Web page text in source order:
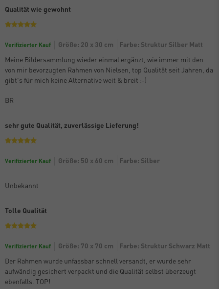
Qualität wie gewohnt
Verifizierter Kauf Größe: 20 x 30 cm
Farbe: Struktur Silber Matt
Meine Bildersammlung wieder einmal ergänzt, wie immer mit den
von mir bevorzugten Rahmen von Nielsen, top Qualität seit Jahren, da
gibt's für mich keine Alternative weit & breit :-)
BR
sehr gute Qualität, zuverlässige Lieferung!
Verifizierter Kauf Größe: 50 x 60 cm Farbe: Silber
Unbekannt
Tolle Qualität
Verifizierter Kauf Größe: 70 x 70 cm
Farbe: Struktur Schwarz Matt
Der Rahmen wurde unfassbar schnell versandt, er wurde sehr
aufwändig gesichert verpackt und die Qualität selbst überzeugt
ebenfalls. TOP!